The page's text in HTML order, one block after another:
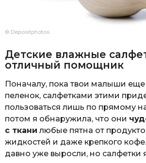
© Depositphotos
Детские влажные
отличный помощник
Поначалу, пока твои малыши
пеленок, салфетками этими
пользоваться лишь по прямому
потом я обнаружила, что они
с ткани любые пятна от
жидкостей и даже крепкого
давно уже выросли, но салфетки